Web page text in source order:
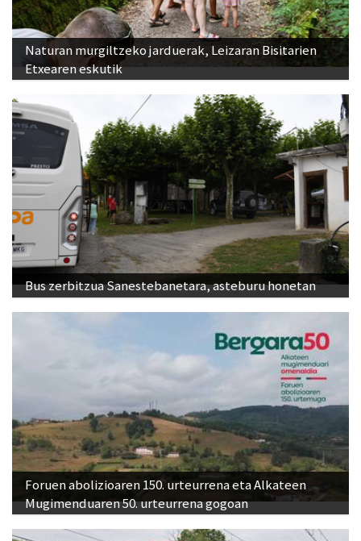
Naturan murgiltzeko jarduerak, Leizaran Bisitarien
Etxearen eskutik
Bus zerbitzua Sanestebanetara, asteburu honetan
Foruen abolizioaren 150. urteurrena eta Alkateen
Mugimenduaren 50. urteurrena gogoan